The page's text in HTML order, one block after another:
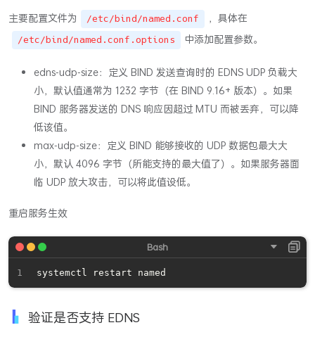
主要配置文件为 /etc/bind/named.conf ，具体在
/etc/bind/named.conf.options 中添加配置参数。
edns-udp-size：定义 BIND 发送查询时的 EDNS UDP 负载大
小，默认值通常为 1232 字节（在 BIND 9.16+ 版本）。如果
BIND 服务器发送的 DNS 响应因超过 MTU 而被丢弃，可以降
低该值。
max-udp-size：定义 BIND 能够接收的 UDP 数据包最大大
小，默认 4096 字节（所能支持的最大值了）。如果服务器面
临 UDP 放大攻击，可以将此值设低。
重启服务生效
验证是否支持 EDNS